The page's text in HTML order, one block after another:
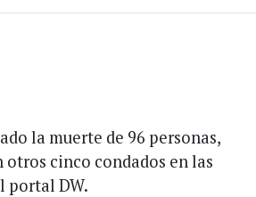
la muerte de 96 personas,
cinco condados en las
portal DW.